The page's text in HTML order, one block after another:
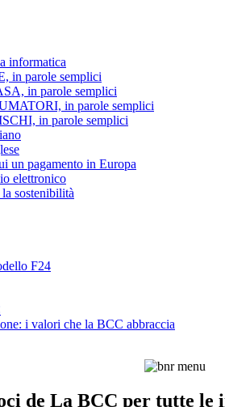
informatica
in parole semplici
in parole semplici
in parole semplici
in parole semplici
un pagamento in Europa
elettronico
sostenibilità
F24
i valori che la BCC abbraccia
de La BCC per tutte